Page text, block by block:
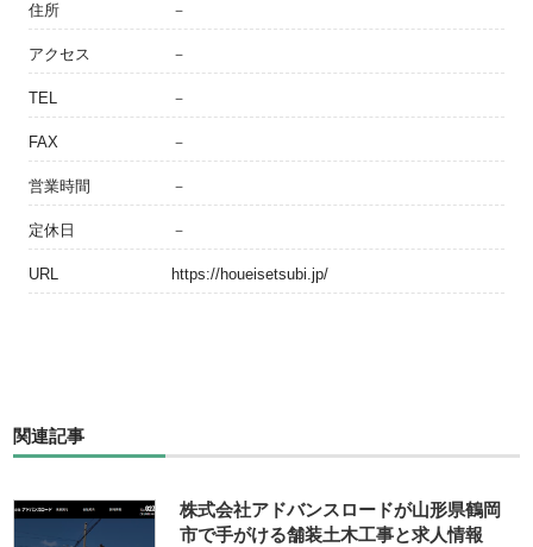
住所 －
アクセス －
TEL －
FAX －
営業時間 －
定休日 －
URL https://houeisetsubi.jp/
関連記事
株式会社アドバンスロードが山形県鶴岡
市で手がける舗装土木工事と求人情報